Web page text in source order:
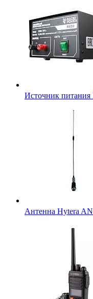
Источник питания
Антенна Hytera